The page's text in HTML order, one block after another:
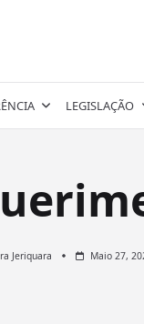
LEGISLAÇÃO
Jeriquara Maio 27,